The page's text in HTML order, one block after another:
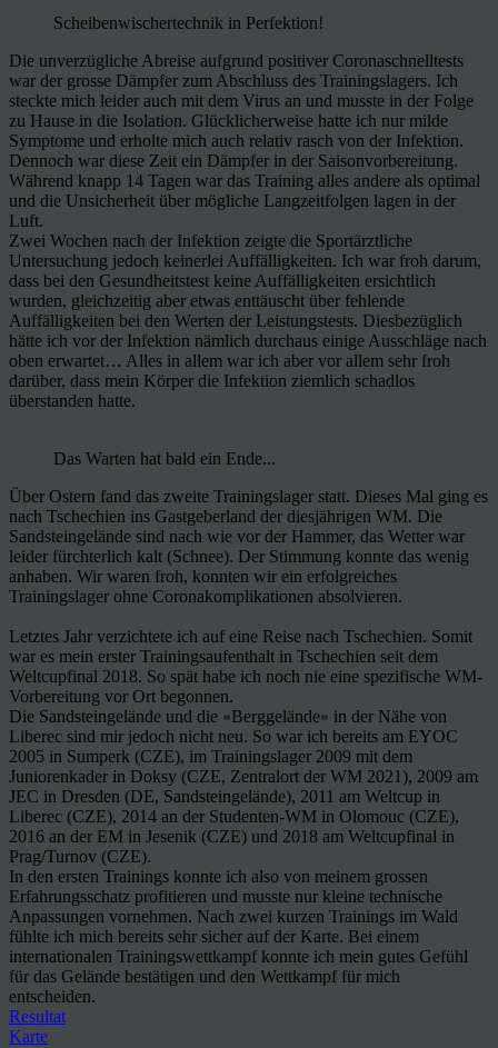
Scheibenwischertechnik in Perfektion!
Die unverzügliche Abreise aufgrund positiver Coronaschnelltests
war der grosse Dämpfer zum Abschluss des Trainingslagers. Ich
steckte mich leider auch mit dem Virus an und musste in der Folge
zu Hause in die Isolation. Glücklicherweise hatte ich nur milde
Symptome und erholte mich auch relativ rasch von der Infektion.
Dennoch war diese Zeit ein Dämpfer in der Saisonvorbereitung.
Während knapp 14 Tagen war das Training alles andere als optimal
und die Unsicherheit über mögliche Langzeitfolgen lagen in der
Luft.
Zwei Wochen nach der Infektion zeigte die Sportärztliche
Untersuchung jedoch keinerlei Auffälligkeiten. Ich war froh darum,
dass bei den Gesundheitstest keine Auffälligkeiten ersichtlich
wurden, gleichzeitig aber etwas enttäuscht über fehlende
Auffälligkeiten bei den Werten der Leistungstests. Diesbezüglich
hätte ich vor der Infektion nämlich durchaus einige Ausschläge nach
oben erwartet… Alles in allem war ich aber vor allem sehr froh
darüber, dass mein Körper die Infektion ziemlich schadlos
überstanden hatte.
Das Warten hat bald ein Ende...
Über Ostern fand das zweite Trainingslager statt. Dieses Mal ging es
nach Tschechien ins Gastgeberland der diesjährigen WM. Die
Sandsteingelände sind nach wie vor der Hammer, das Wetter war
leider fürchterlich kalt (Schnee). Der Stimmung konnte das wenig
anhaben. Wir waren froh, konnten wir ein erfolgreiches
Trainingslager ohne Coronakomplikationen absolvieren.
Letztes Jahr verzichtete ich auf eine Reise nach Tschechien. Somit
war es mein erster Trainingsaufenthalt in Tschechien seit dem
Weltcupfinal 2018. So spät habe ich noch nie eine spezifische WM-
Vorbereitung vor Ort begonnen.
Die Sandsteingelände und die «Berggelände» in der Nähe von
Liberec sind mir jedoch nicht neu. So war ich bereits am EYOC
2005 in Sumperk (CZE), im Trainingslager 2009 mit dem
Juniorenkader in Doksy (CZE, Zentralort der WM 2021), 2009 am
JEC in Dresden (DE, Sandsteingelände), 2011 am Weltcup in
Liberec (CZE), 2014 an der Studenten-WM in Olomouc (CZE),
2016 an der EM in Jesenik (CZE) und 2018 am Weltcupfinal in
Prag/Turnov (CZE).
In den ersten Trainings konnte ich also von meinem grossen
Erfahrungsschatz profitieren und musste nur kleine technische
Anpassungen vornehmen. Nach zwei kurzen Trainings im Wald
fühlte ich mich bereits sehr sicher auf der Karte. Bei einem
internationalen Trainingswettkampf konnte ich mein gutes Gefühl
für das Gelände bestätigen und den Wettkampf für mich
entscheiden.
Resultat
Karte